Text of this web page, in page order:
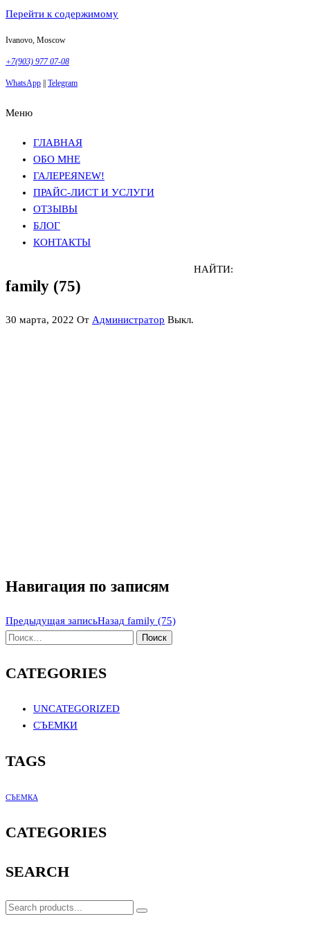
Перейти к содержимому
Ivanovo, Moscow
+7(903) 977 07-08
WhatsApp Telegram
Меню
ГЛАВНАЯ
ОБО МНЕ
ГАЛЕРЕЯNEW!
ПРАЙС-ЛИСТ И УСЛУГИ
ОТЗЫВЫ
БЛОГ
КОНТАКТЫ
family (75)
30 марта, 2022 От Администратор Выкл.
Навигация по записям
Предыдущая записьНазад family (75)
НАЙТИ:
CATEGORIES
UNCATEGORIZED
СЪЕМКИ
TAGS
СЪЕМКА
CATEGORIES
SEARCH